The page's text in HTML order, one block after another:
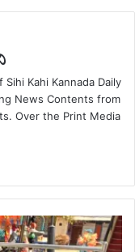
Kahi Kannada Daily
News Contents from
Over the Print Media